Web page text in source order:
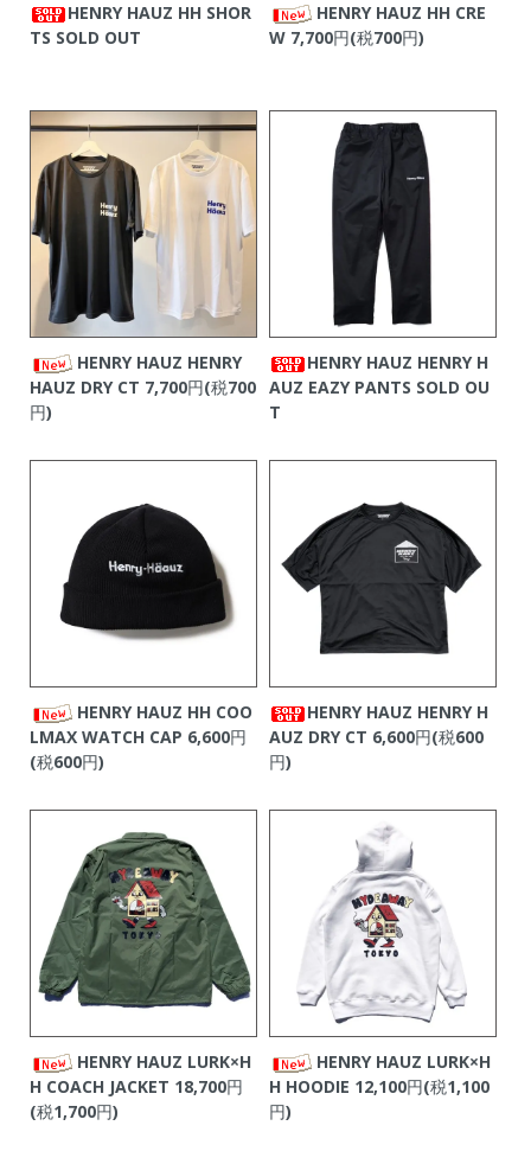
HENRY HAUZ HH SHOR
TS SOLD OUT
HENRY HAUZ HH CRE
W7,700円(税700円)
HENRY HAUZ HENRY
HAUZ DRY CT 7,700円(税700
円)
HENRY HAUZ HENRY H
AUZ EAZY PANTS SOLD OU
T
HENRY HAUZ HH COO
LMAX WATCH CAP 6,600円
(税600円)
HENRY HAUZ HENRY H
AUZ DRY CT 6,600円(税600
円)
HENRY HAUZ LURK×H
H COACH JACKET 18,700円
(税1,700円)
HENRY HAUZ LURK×H
H HOODIE 12,100円(税1,100
円)